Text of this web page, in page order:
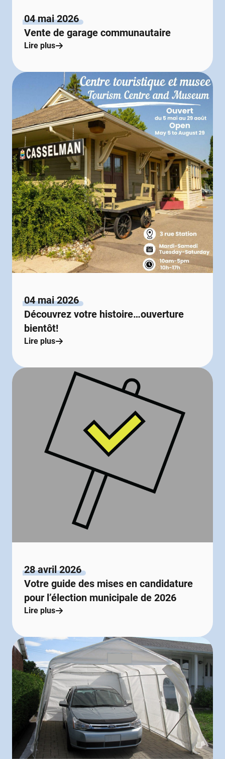
04 mai 2026
Vente de garage communautaire
Lire plus
04 mai 2026
Découvrez votre histoire…ouverture
bientôt!
Lire plus
28 avril 2026
Votre guide des mises en candidature
pour l’élection municipale de 2026
Lire plus